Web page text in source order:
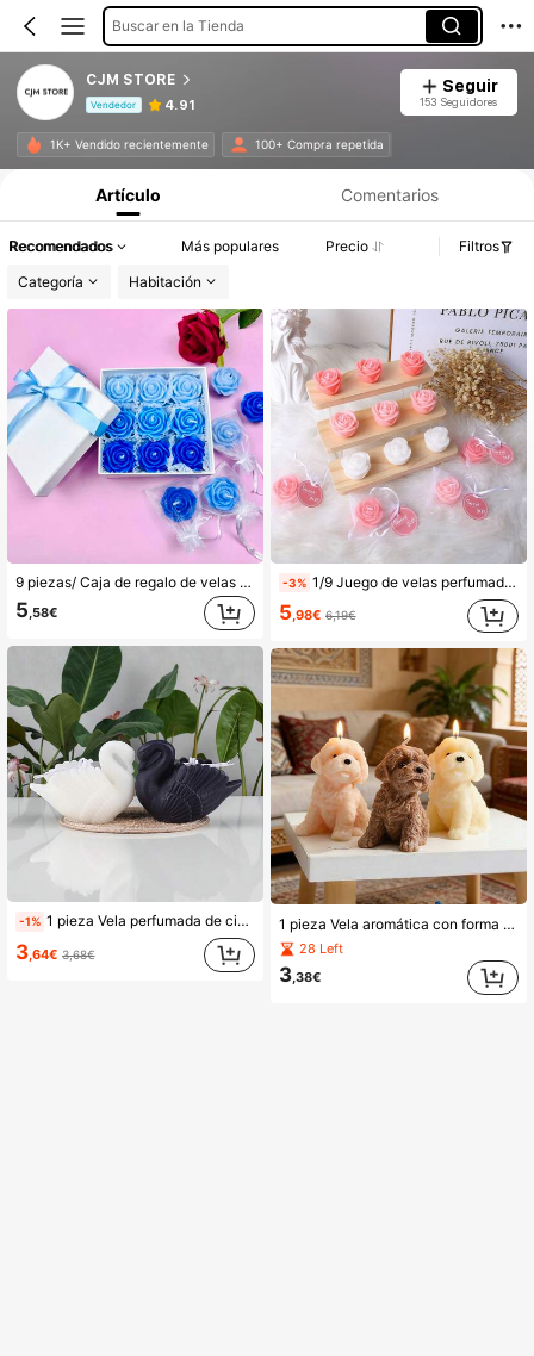
Buscar en la Tienda
CJM STORE
Vendedor 4.91
Seguir
153 Seguidores
1K+ Vendido recientemente 100+ Compra repetida
Artículo Comentarios
Recomendados Más populares Precio
Filtros
Categoría
Habitación
9 piezas/ Caja de regalo de velas aromáticas de rosas simuladas, velas aromáticas hechas a mano, adecuadas para recuerdos, regalos del Día de San Valentín, velas de cumpleaños, decoración del hogar, decoración navideña, decoración de habitaciones, accesorios para el hogar, velas con forma de rosa, regalo del Día de la Madre
5,58€
-1% 1 pieza Vela perfumada de cisne blanco hecha a mano, adecuada como recuerdo, regalo del Día de San Valentín, decoración del hogar, decoración navideña, accesorio del hogar
3 ,64€ 3,68€
-3% 1/9 Juego de velas perfumadas a rosa de Halloween, caja de regalo. Velas de rosa, adecuadas para lugares de bodas, regalos de bodas, lugares de fiestas de Halloween, restaurantes, salas de estar, estudios de yoga, meditación, velas de cumpleaños, regalos del Día de la Madre, regalos del Día de San Valentín, regalos de cumpleaños, regalos para adultos, velas de boda, decoración del hogar, decoración de habitaciones, mejora de la fragancia y desodorización. Regalos acompañantes, incluidas bolsas de organza y tarjetas de etiqueta.
5,98€ 6,19€
1 pieza Vela aromática con forma de perro, adecuada para decoración de dormitorio y sala de estar, regalos de cumpleaños, celebraciones festivas, ambiente acogedor y creativo, recuerdos, velas con forma de animales, accesorios fotográficos con fragancia. Hecha a mano con técnicas de elaboración de velas aromáticas mejoradas. Esta serie de cajas de regalo es perfecta para amigos y familiares en Navidad.
28 Left
3 ,38€